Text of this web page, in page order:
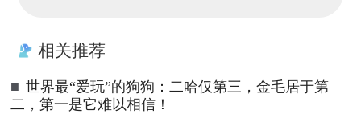
相关推荐
■ 世界最“爱玩”的狗狗：二哈仅第三，金毛居于第
二，第一是它难以相信！